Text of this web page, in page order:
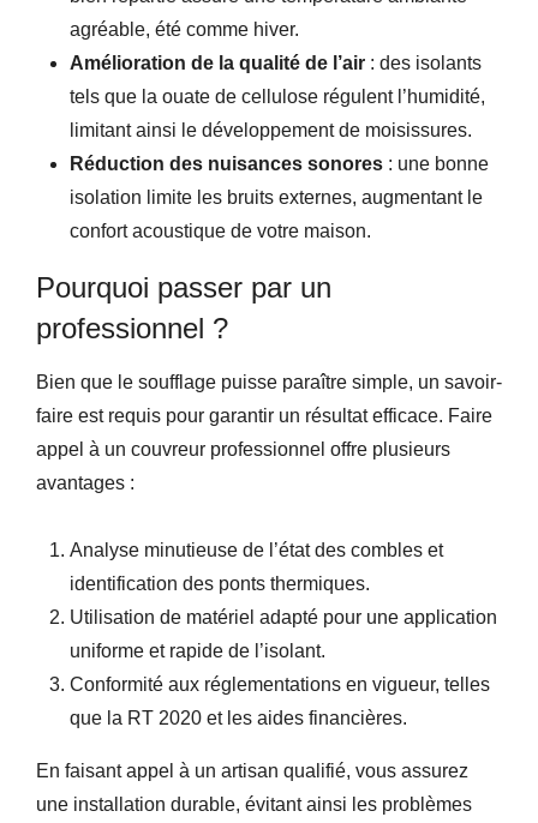
agréable, été comme hiver.
Amélioration de la qualité de l’air : des isolants
tels que la ouate de cellulose régulent l’humidité,
limitant ainsi le développement de moisissures.
Réduction des nuisances sonores : une bonne
isolation limite les bruits externes, augmentant le
confort acoustique de votre maison.
Pourquoi passer par un
professionnel ?
Bien que le soufflage puisse paraître simple, un savoir-
faire est requis pour garantir un résultat efficace. Faire
appel à un couvreur professionnel offre plusieurs
avantages :
Analyse minutieuse de l’état des combles et
identification des ponts thermiques.
Utilisation de matériel adapté pour une application
uniforme et rapide de l’isolant.
Conformité aux réglementations en vigueur, telles
que la RT 2020 et les aides financières.
En faisant appel à un artisan qualifié, vous assurez
une installation durable, évitant ainsi les problèmes